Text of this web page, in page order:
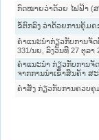
ກົດໝາຍວ່າດ້ວຍ ໄຟຟ້າ (ສ
ຂໍ້ຕົກລົງ ວ່າດ້ວຍການຄຸ້ມ
ຄຳແນະນຳກ່ຽວກັບການຈັດ
331/ນຍ, ລົງວັນທີ 27 ຕຸລາ
ຄຳແນະນຳ ກ່ຽວກັບການຈັ
ຈາກການນຳເຂົ້າສິນຄ້າ ສ
ຄຳສັ່ງ ກ່ຽວກັບການຄວບ